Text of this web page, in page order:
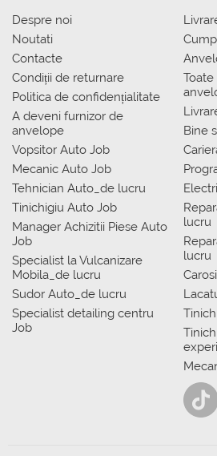
Despre noi
Noutati
Contacte
Condiții de returnare
Politica de confidențialitate
A deveni furnizor de
anvelope
Vopsitor Auto Job
Mecanic Auto Job
Tehnician Auto_de lucru
Tinichigiu Auto Job
Manager Achizitii Piese Auto
Job
Specialist la Vulcanizare
Mobila_de lucru
Sudor Auto_de lucru
Specialist detailing centru
Job
Bine
lucru
lucru